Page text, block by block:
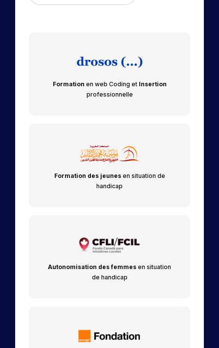
Formation en web Coding et Insertion
professionnelle
Formation des jeunesen situation de
handicap
Autonomisation des femmes en situation
de handicap